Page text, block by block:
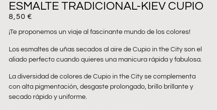
ESMALTE TRADICIONAL-KIEV CUPIO
8,50€
¡Te proponemos un viaje al fascinante mundo de los colores!
Los esmaltes de uñas secados al aire de Cupio in the City son el
aliado perfecto cuando quieres una manicura rápida y fabulosa.
La diversidad de colores de Cupio in the City se complementa
con alta pigmentación, desgaste prolongado, brillo brillante y
secado rápido y uniforme.